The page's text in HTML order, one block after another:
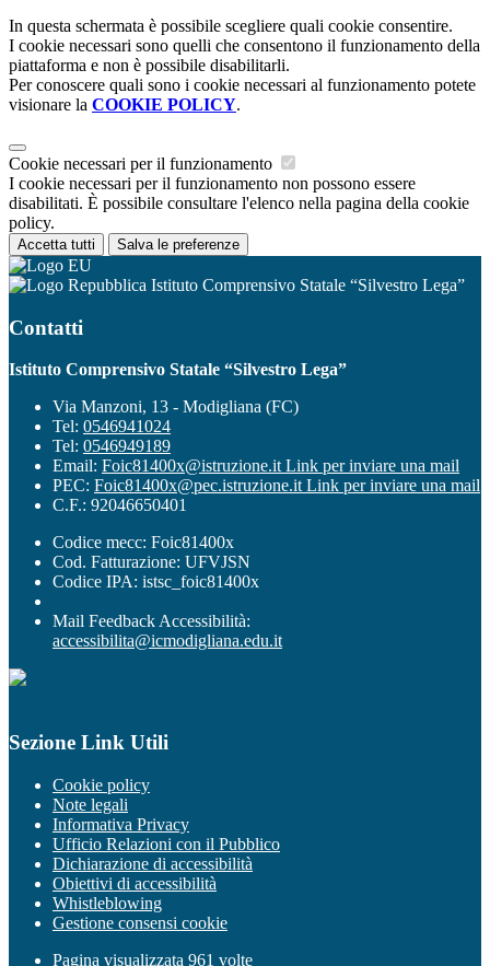
In questa schermata è possibile scegliere quali cookie consentire.
I cookie necessari sono quelli che consentono il funzionamento della
piattaforma e non è possibile disabilitarli.
Per conoscere quali sono i cookie necessari al funzionamento potete
visionare la COOKIE POLICY.
Cookie necessari per il funzionamento
I cookie necessari per il funzionamento non possono essere
disabilitati. È possibile consultare l'elenco nella pagina della cookie
policy.
Accetta tutti Salva le preferenze
Istituto Comprensivo Statale “Silvestro Lega”
Contatti
Istituto Comprensivo Statale “Silvestro Lega”
Via Manzoni, 13 - Modigliana (FC)
Tel: 0546941024
Tel: 0546949189
Email: Foic81400x@istruzione.itLink per inviare una mail
PEC: Foic81400x@pec.istruzione.itLink per inviare una mail
C.F.: 92046650401
Codice mecc: Foic81400x
Cod. Fatturazione: UFVJSN
Codice IPA: istsc_foic81400x
Mail Feedback Accessibilità:
accessibilita@icmodigliana.edu.it
Sezione Link Utili
Cookie policy
Note legali
Informativa Privacy
Ufficio Relazioni con il Pubblico
Dichiarazione di accessibilità
Obiettivi di accessibilità
Whistleblowing
Gestione consensi cookie
Pagina visualizzata 961 volte